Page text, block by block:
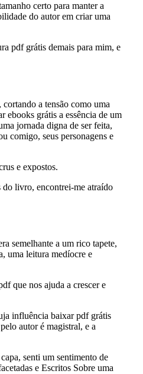
certo para manter a
do autor em criar uma
pdf grátis demais para mim, e
a tensão como uma
ebooks grátis a essência de um
jornada digna de ser feita,
comigo, seus personagens e
e expostos.
do livro, encontrei-me atraído
semelhante a um rico tapete,
uma leitura medíocre e
que nos ajuda a crescer e
influência baixar pdf grátis
autor é magistral, e a
senti um sentimento de
e Escritos Sobre uma